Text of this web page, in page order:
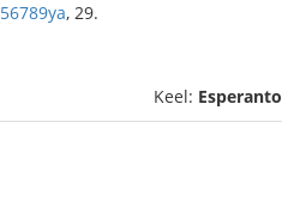
56789ya, 29.
Keel: Esperanto